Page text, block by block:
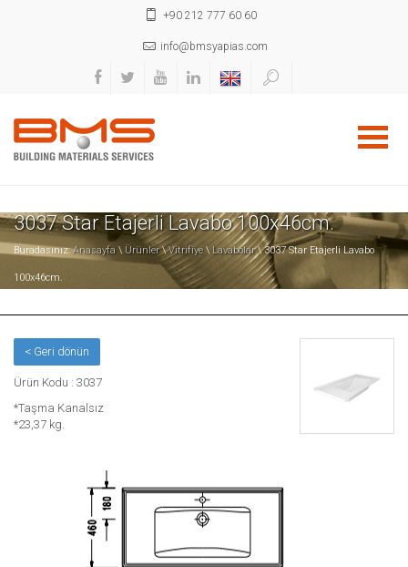
+90 212 777 60 60
info@bmsyapias.com
3037 Star Etajerli Lavabo 100x46cm.
Buradasınız: Anasayfa \ Ürünler\Vitrifiye\ Lavabolar\ 3037 Star Etajerli Lavabo
100x46cm.
< Geri dönün
Ürün Kodu : 3037
*Taşma Kanalsız
*23,37 kg.